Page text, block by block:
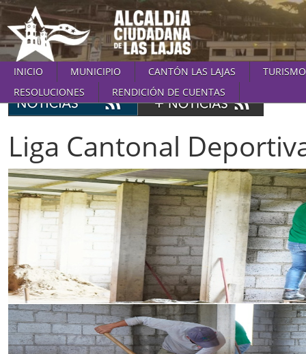
INICIO MUNICIPIO CANTÓN LAS LAJAS
TURISMO
RESOLUCIONES
RENDICIÓN DE CUENTAS
Liga Cantonal